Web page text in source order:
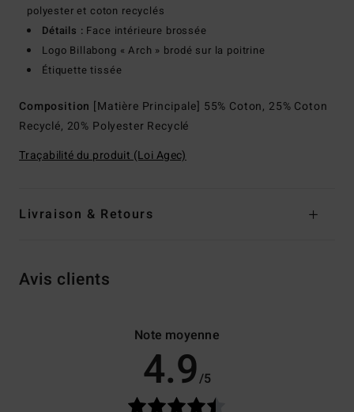
polyester et coton recyclés
Détails : Face intérieure brossée
Logo Billabong « Arch » brodé sur la poitrine
Étiquette tissée
Composition [Matière Principale] 55% Coton, 25% Coton
Recyclé, 20% Polyester Recyclé
Traçabilité du produit (Loi Agec)
Livraison & Retours
Avis clients
Note moyenne
4.9/5